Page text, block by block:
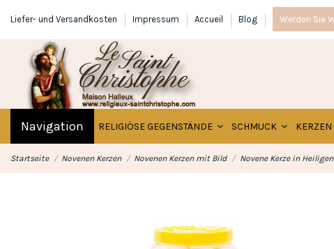
Liefer- und Versandkosten Impressum Accueil Blog Werden Sie
Navigation RELIGIÖSE GEGENSTÄNDE SCHMUCK KERZEN
Startseite Novenen Kerzen Novenen Kerzen mit Bild Novene Kerze in Heiligen